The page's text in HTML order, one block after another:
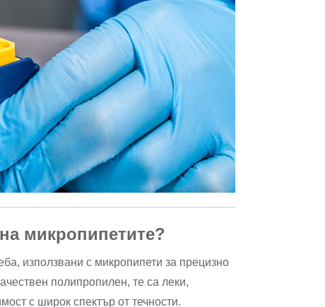
микропипетите?
използвани с микропипети за прецизно
полипропилен, те са леки,
с широк спектър от течности.